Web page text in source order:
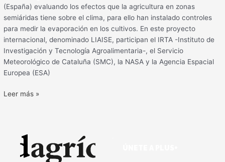
(España) evaluando los efectos que la agricultura en zonas
semiáridas tiene sobre el clima, para ello han instalado controles
para medir la evaporación en los cultivos. En este proyecto
internacional, denominado LIAISE, participan el IRTA -Instituto de
Investigación y Tecnología Agroalimentaria-, el Servicio
Meteorológico de Cataluña (SMC), la NASA y la Agencia Espacial
Europea (ESA)
Leer más »